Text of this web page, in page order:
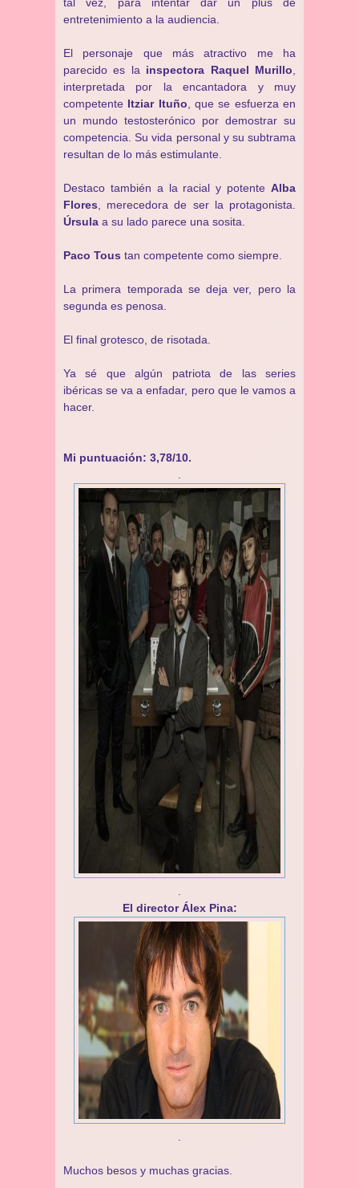
entretenimiento a la audiencia.
El personaje que más atractivo me ha
parecido es la inspectora Raquel Murillo
interpretada por la encantadora y muy
competente Itziar Ituño , que se esfuerza en
un mundo testosterónico por demostrar su
competencia. Su vida personal y su subtrama
resultan de lo más estimulante.
Destaco también a la racial y potente Alba
Flores , merecedora de ser la protagonista.
Úrsula a su lado parece una sosita.
Paco Tous tan competente como siempre.
La primera temporada se deja ver, pero la
segunda es penosa.
El final grotesco, de risotada.
Ya sé que algún patriota de las series
ibéricas se va a enfadar, pero que le vamos a
hacer.
Mi puntuación: 3,78/10.
El director Álex Pina:
Muchos besos y muchas gracias.